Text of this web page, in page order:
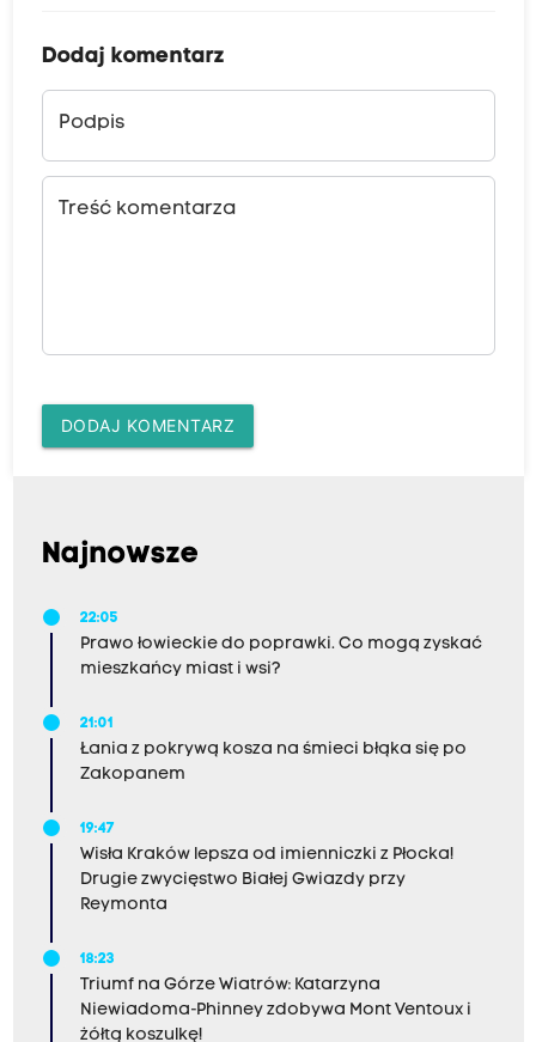
Dodaj komentarz
Podpis
Treść komentarza
DODAJ KOMENTARZ
Najnowsze
22:05
Prawo łowieckie do poprawki. Co mogą zyskać
mieszkańcy miast i wsi?
21:01
Łania z pokrywą kosza na śmieci błąka się po
Zakopanem
19:47
Wisła Kraków lepsza od imienniczki z Płocka!
Drugie zwycięstwo Białej Gwiazdy przy
Reymonta
18:23
Triumf na Górze Wiatrów: Katarzyna
Niewiadoma-Phinney zdobywa Mont Ventoux i
żółtą koszulkę!